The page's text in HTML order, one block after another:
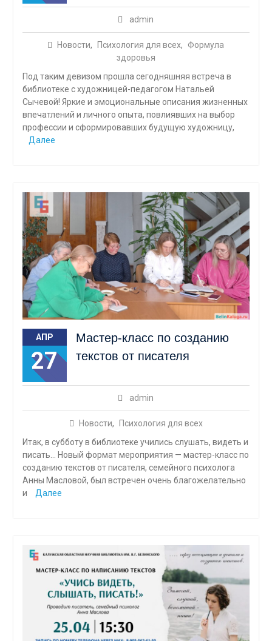
admin
Новости, Психология для всех,
Формула
здоровья
Под таким девизом прошла сегодняшняя встреча в
библиотеке с художницей-педагогом Натальей
Сычевой! Яркие и эмоциональные описания жизненных
впечатлений и личного опыта, повлиявших на выбор
профессии и сформировавших будущую художницу,
Далее
АПР
27
Мастер-класс по созданию
текстов от писателя
admin
Новости,
Психология для всех
Итак, в субботу в библиотеке учились слушать, видеть и
писать… Новый формат мероприятия — мастер-класс по
созданию текстов от писателя, семейного психолога
Анны Масловой, был встречен очень благожелательно
и
Далее